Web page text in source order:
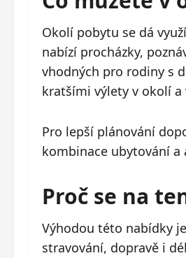
Okolí pobytu se dá
nabízí procházky,
vhodných pro rodiny s
kratšími výlety v okolí
Pro lepší plánování
kombinace ubytování
Proč se na
Výhodou této nabídky
stravování, dopravě i